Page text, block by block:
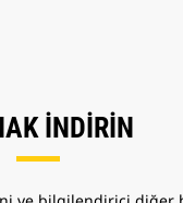
İNDİRİN